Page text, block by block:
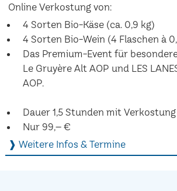
Online Verkostung von:
4 Sorten Bio-Käse (ca. 0,9 kg)
4 Sorten Bio-Wein (4 Flaschen à
Das Premium-Event für
Le Gruyère Alt AOP und LES
AOP.
Dauer 1,5 Stunden mit Verkostung
Nur 99,– €
❱ Weitere Infos & Termine